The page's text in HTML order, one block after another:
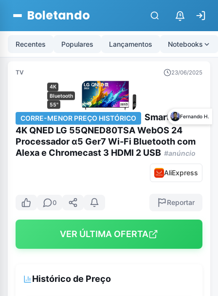
Boletando $
Recentes Populares Lançamentos Notebooks
TV 23/06/2025
4K
Bluetooth
55"
Fernando H.
CORRE-MENOR PREÇO HISTÓRICO
Smart TV 55″
4K QNED LG 55QNED80TSA WebOS 24
Processador α5 Ger7 Wi-Fi Bluetooth com
Alexa e Chromecast 3 HDMI 2 USB #anúncio
AliExpress
0 Reportar
VER ÚLTIMA OFERTA
Histórico de Preço